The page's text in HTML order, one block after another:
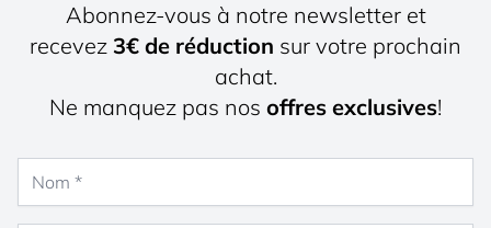
Abonnez-vous à notre newsletter et
recevez 3€ de réduction sur votre prochain
achat.
Ne manquez pas nos offres exclusives!